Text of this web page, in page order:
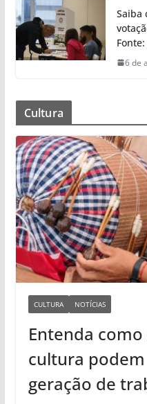
Saiba
6 de
Cultura
CULTURA NOTÍCIAS
Entenda
cultura
geração de